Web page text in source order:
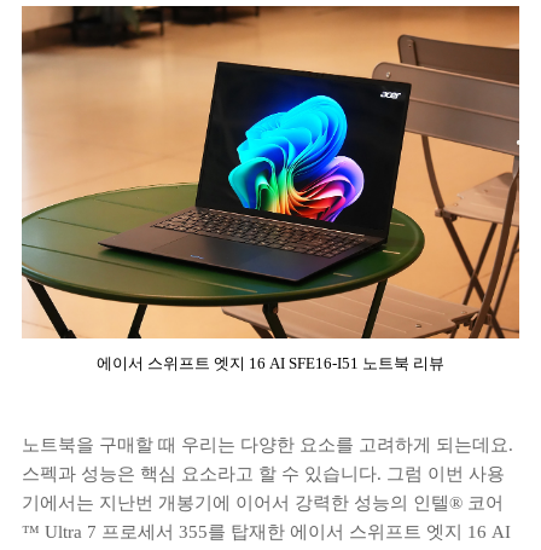
에이서 스위프트 엣지 16 AI SFE16-I51 노트북 리뷰
노트북을 구매할 때 우리는 다양한 요소를 고려하게 되는데요.
스펙과 성능은 핵심 요소라고 할 수 있습니다. 그럼 이번 사용
기에서는 지난번 개봉기에 이어서 강력한 성능의 인텔® 코어
™ Ultra 7 프로세서 355를 탑재한 에이서 스위프트 엣지 16 AI